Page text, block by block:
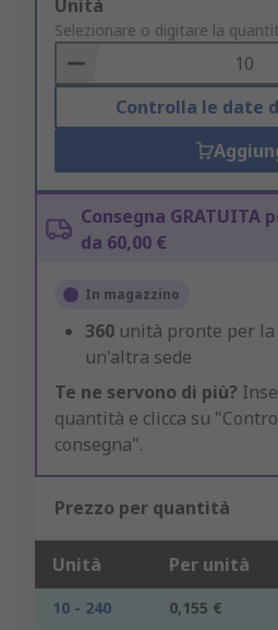
Add
to
Basket
Unità
Selezionare o digitare la
Controlla le date
Consegna
da 60,00 €
In magazzino
360 unità pronte per la
un'altra sede
Te ne servono di più?
quantità e clicca su
consegna".
Prezzo per quantità
Unità Per unità
10 - 240 0,155 €